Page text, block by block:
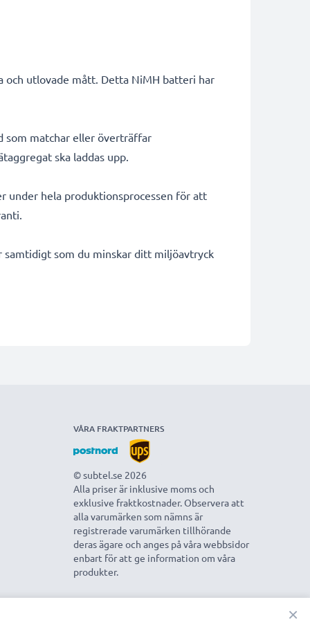
och utlovade mått. Detta NiMH batteri har
som matchar eller överträffar
ska laddas upp.
under hela produktionsprocessen för att
som du minskar ditt miljöavtryck
VÅRA FRAKTPARTNERS
© subtel.se 2026
Alla priser är inklusive moms och
exklusive fraktkostnader. Observera att
alla varumärken som nämns är
registrerade varumärken tillhörande
deras ägare och anges på våra webbsidor
enbart för att ge information om våra
produkter.
×